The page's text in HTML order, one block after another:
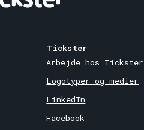
Tickster
Arbejde hos Tickster
Logotyper og medier
LinkedIn
Facebook